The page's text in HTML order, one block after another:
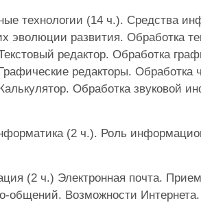
технологии (14 ч.). Средства
эволюции развития. Обработка
редактор. Обработка
редакторы. Обработка
Обработка звуковой
(2 ч.). Роль
(2 ч.) Электронная почта.
общений. Возможности